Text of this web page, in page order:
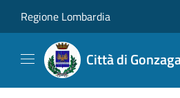
Regione Lombardia
Città di